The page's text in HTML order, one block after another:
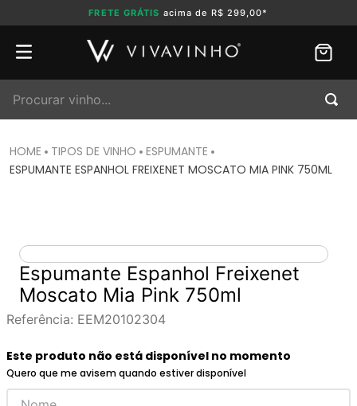
FRETE GRÁTIS acima de R$ 299,00*
TIPOS DE VINHO
ESPUMANTE
ESPUMANTE ESPANHOL FREIXENET MOSCATO MIA PINK 750ML
Espumante Espanhol Freixenet
Moscato Mia Pink 750ml
Referência: EEM20102304
Este produto não está disponível no momento
Quero que me avisem quando estiver disponível